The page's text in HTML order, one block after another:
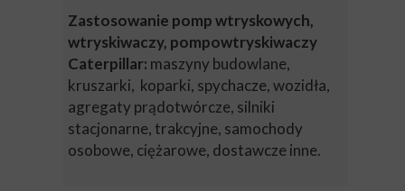
Zastosowanie pomp wtryskowych,
wtryskiwaczy, pompowtryskiwaczy
Caterpillar: maszyny budowlane,
kruszarki, koparki, spychacze, wozidła,
agregaty prądotwórcze, silniki
stacjonarne, trakcyjne, samochody
osobowe, ciężarowe, dostawcze inne.